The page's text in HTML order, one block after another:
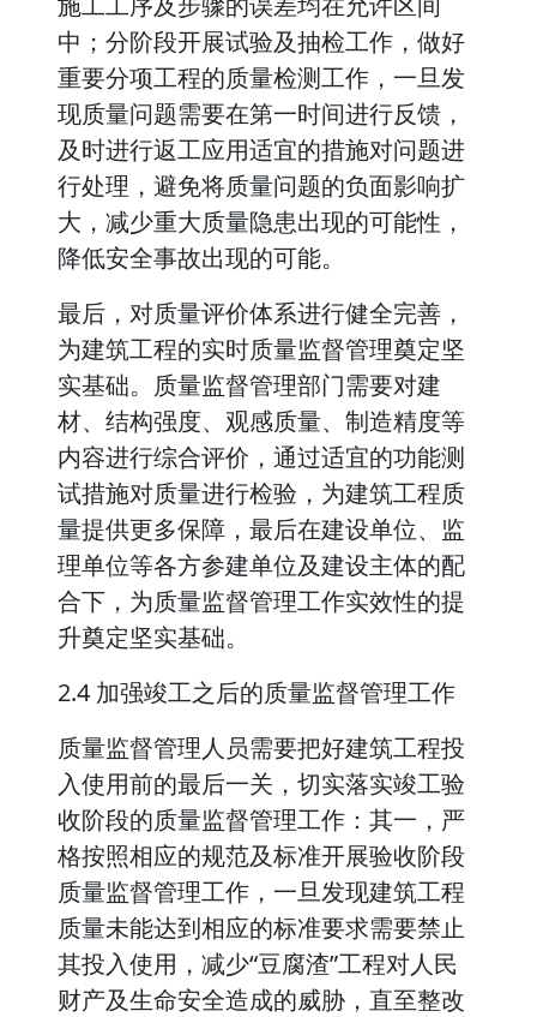
中；分阶段开展试验及抽检工作，做好
重要分项工程的质量检测工作，一旦发
现质量问题需要在第一时间进行反馈，
及时进行返工应用适宜的措施对问题进
行处理，避免将质量问题的负面影响扩
大，减少重大质量隐患出现的可能性，
降低安全事故出现的可能。
最后，对质量评价体系进行健全完善，
为建筑工程的实时质量监督管理奠定坚
实基础。质量监督管理部门需要对建
材、结构强度、观感质量、制造精度等
内容进行综合评价，通过适宜的功能测
试措施对质量进行检验，为建筑工程质
量提供更多保障，最后在建设单位、监
理单位等各方参建单位及建设主体的配
合下，为质量监督管理工作实效性的提
升奠定坚实基础。
2.4 加强竣工之后的质量监督管理工作
质量监督管理人员需要把好建筑工程投
入使用前的最后一关，切实落实竣工验
收阶段的质量监督管理工作：其一，严
格按照相应的规范及标准开展验收阶段
质量监督管理工作，一旦发现建筑工程
质量未能达到相应的标准要求需要禁止
其投入使用，减少“豆腐渣”工程对人民
财产及生命安全造成的威胁，直至整改